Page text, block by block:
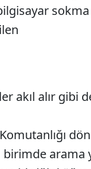
akıl alır gibi
arama